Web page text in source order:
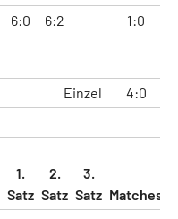
6:0 6:2 1:0
Einzel
4:0
1.
Satz
2.
Satz
3.
Satz Matches